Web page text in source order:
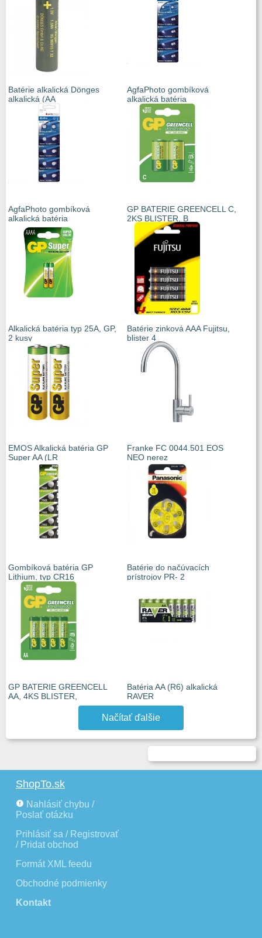
Batérie alkalická Dönges
alkalická (AA
AgfaPhoto gombíková
alkalická batéria
AgfaPhoto gombíková
alkalická batéria
GP BATERIE GREENCELL C,
2KS BLISTER, B
Alkalická batéria typ 25A, GP,
2 kusy
Batérie zinková AAA Fujitsu,
blister 4
EMOS Alkalická batéria GP
Super AA (LR
Franke FC 0044.501 EOS
NEO nerez
Gombíková batéria GP
Lithium, typ CR16
Batérie do načúvacích
prístrojov PR- 2
GP BATERIE GREENCELL
AA, 4KS BLISTER,
Batéria AA (R6) alkalická
RAVER
Načítať ďalšie
ShopTo.sk
Nahlásiť chybu /
Poslať otázku
Prihlásiť sa / Registrovať
/ Pridat obchod
Formát XML feedu
Obchodné podmienky
Kontakt